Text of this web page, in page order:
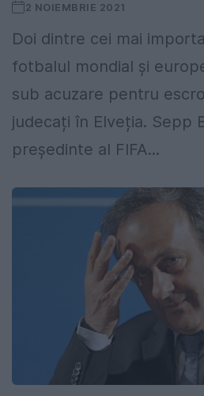
2 NOIEMBRIE 2021
Doi dintre cei mai
fotbalul mondial și
sub acuzare pentru
judecați în Elveția. Sepp
preşedinte al FIFA...